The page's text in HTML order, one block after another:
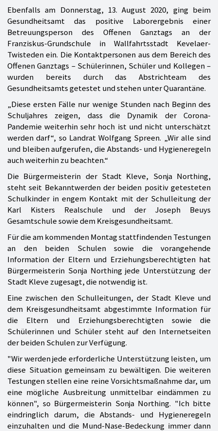
Ebenfalls am Donnerstag, 13. August 2020, ging beim
Gesundheitsamt das positive Laborergebnis einer
Betreuungsperson des Offenen Ganztags an der
Franziskus-Grundschule in Wallfahrtsstadt Kevelaer-
Twisteden ein. Die Kontaktpersonen aus dem Bereich des
Offenen Ganztags – Schülerinnen, Schüler und Kollegen –
wurden bereits durch das Abstrichteam des
Gesundheitsamts getestet und stehen unter Quarantäne.
„Diese ersten Fälle nur wenige Stunden nach Beginn des
Schuljahres zeigen, dass die Dynamik der Corona-
Pandemie weiterhin sehr hoch ist und nicht unterschätzt
werden darf“, so Landrat Wolfgang Spreen. „Wir alle sind
und bleiben aufgerufen, die Abstands- und Hygieneregeln
auch weiterhin zu beachten.“
Die Bürgermeisterin der Stadt Kleve, Sonja Northing,
steht seit Bekanntwerden der beiden positiv getesteten
Schulkinder in engem Kontakt mit der Schulleitung der
Karl Kisters Realschule und der Joseph Beuys
Gesamtschule sowie dem Kreisgesundheitsamt.
Für die am kommenden Montag stattfindenden Testungen
an den beiden Schulen sowie die vorangehende
Information der Eltern und Erziehungsberechtigten hat
Bürgermeisterin Sonja Northing jede Unterstützung der
Stadt Kleve zugesagt, die notwendig ist.
Eine zwischen den Schulleitungen, der Stadt Kleve und
dem Kreisgesundheitsamt abgestimmte Information für
die Eltern und Erziehungsberechtigten sowie die
Schülerinnen und Schüler steht auf den Internetseiten
der beiden Schulen zur Verfügung.
"Wir werden jede erforderliche Unterstützung leisten, um
diese Situation gemeinsam zu bewältigen. Die weiteren
Testungen stellen eine reine Vorsichtsmaßnahme dar, um
eine mögliche Ausbreitung unmittelbar eindämmen zu
können", so Bürgermeisterin Sonja Northing. "Ich bitte
eindringlich darum, die Abstands- und Hygieneregeln
einzuhalten und die Mund-Nase-Bedeckung immer dann